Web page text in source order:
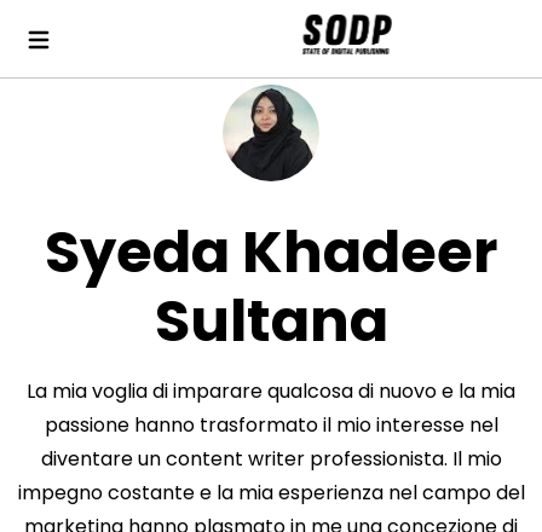
Syeda Khadeer
Sultana
La mia voglia di imparare qualcosa di nuovo e la mia
passione hanno trasformato il mio interesse nel
diventare un content writer professionista. Il mio
impegno costante e la mia esperienza nel campo del